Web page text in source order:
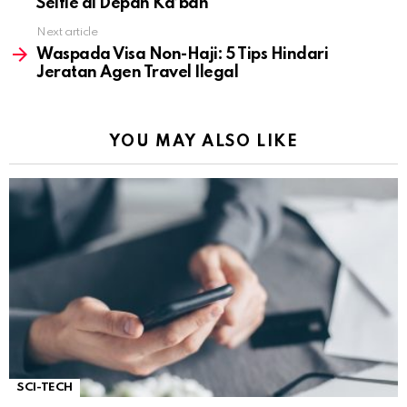
Selfie di Depan Ka’bah
Next article
Waspada Visa Non-Haji: 5 Tips Hindari
Jeratan Agen Travel Ilegal
YOU MAY ALSO LIKE
SCI-TECH